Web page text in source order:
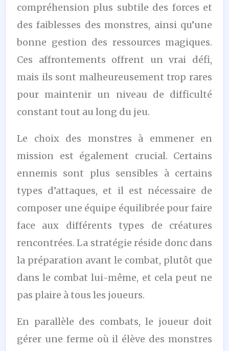
compréhension plus subtile des forces et
des faiblesses des monstres, ainsi qu’une
bonne gestion des ressources magiques.
Ces affrontements offrent un vrai défi,
mais ils sont malheureusement trop rares
pour maintenir un niveau de difficulté
constant tout au long du jeu.
Le choix des monstres à emmener en
mission est également crucial. Certains
ennemis sont plus sensibles à certains
types d’attaques, et il est nécessaire de
composer une équipe équilibrée pour faire
face aux différents types de créatures
rencontrées. La stratégie réside donc dans
la préparation avant le combat, plutôt que
dans le combat lui-même, et cela peut ne
pas plaire à tous les joueurs.
En parallèle des combats, le joueur doit
gérer une ferme où il élève des monstres